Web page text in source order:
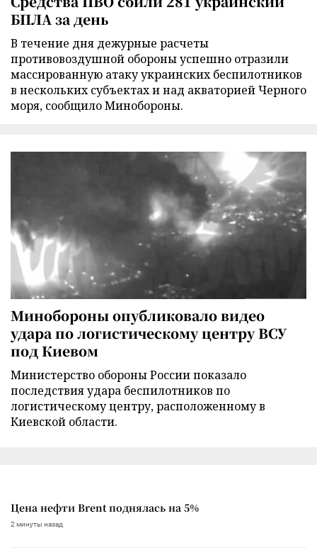
БПЛА за день
В течение дня дежурные расчеты
противовоздушной обороны успешно отразили
массированную атаку украинских беспилотников
в нескольких субъектах и над акваторией Черного
моря, сообщило Минобороны.
Минобороны опубликовало видео
удара по логистическому центру ВСУ
под Киевом
Министерство обороны России показало
последствия удара беспилотников по
логистическому центру, расположенному в
Киевской области.
Цена нефти Brent поднялась на 5%
2 минуты назад